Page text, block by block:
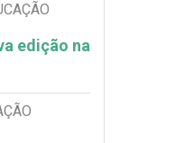
edição na